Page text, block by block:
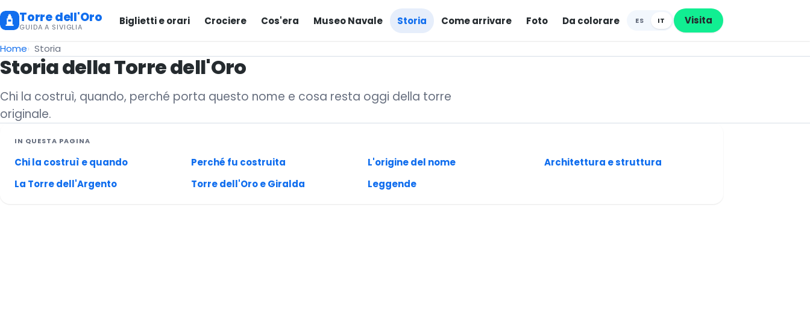
Torre dell'Oro
GUIDA A SIVIGLIA Biglietti e orari Crociere Cos'era Museo Navale Storia Come arrivare Foto Da colorare ES IT Visita
Home Storia
Storia della Torre dell'Oro
Chi la costruì, quando, perché porta questo nome e cosa resta oggi della torre
originale.
IN QUESTA PAGINA
Chi la costruì e quando Perché fu costruita L'origine del nome
Architettura e struttura
La Torre dell'Argento
Torre dell'Oro e Giralda Leggende